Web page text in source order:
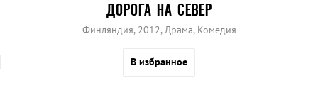
ДОРОГА НА СЕВЕР
Финляндия, 2012, Драма, Комедия
В избранное